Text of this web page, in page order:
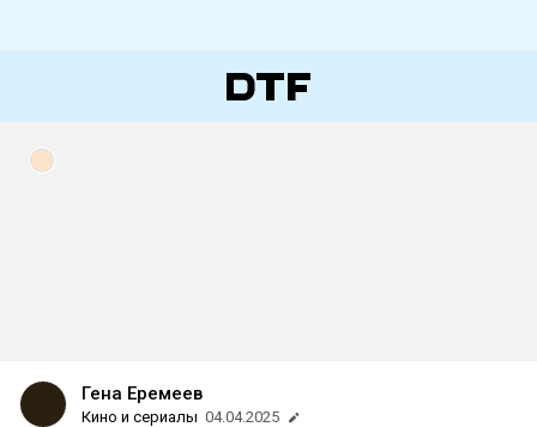
Гена Еремеев
Кино и сериалы 04.04.2025